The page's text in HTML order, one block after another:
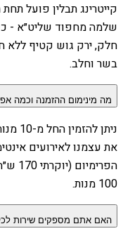
קייטרינג תבלין פועל
שלמה מחפוד שליט״א -
חלק, ירק גוש קטיף ללא
בשר וחלב.
מה מינימום ההזמנה וכמה
את עצמנו לאירועים
100 מנות.
האם אתם מספקים שירות